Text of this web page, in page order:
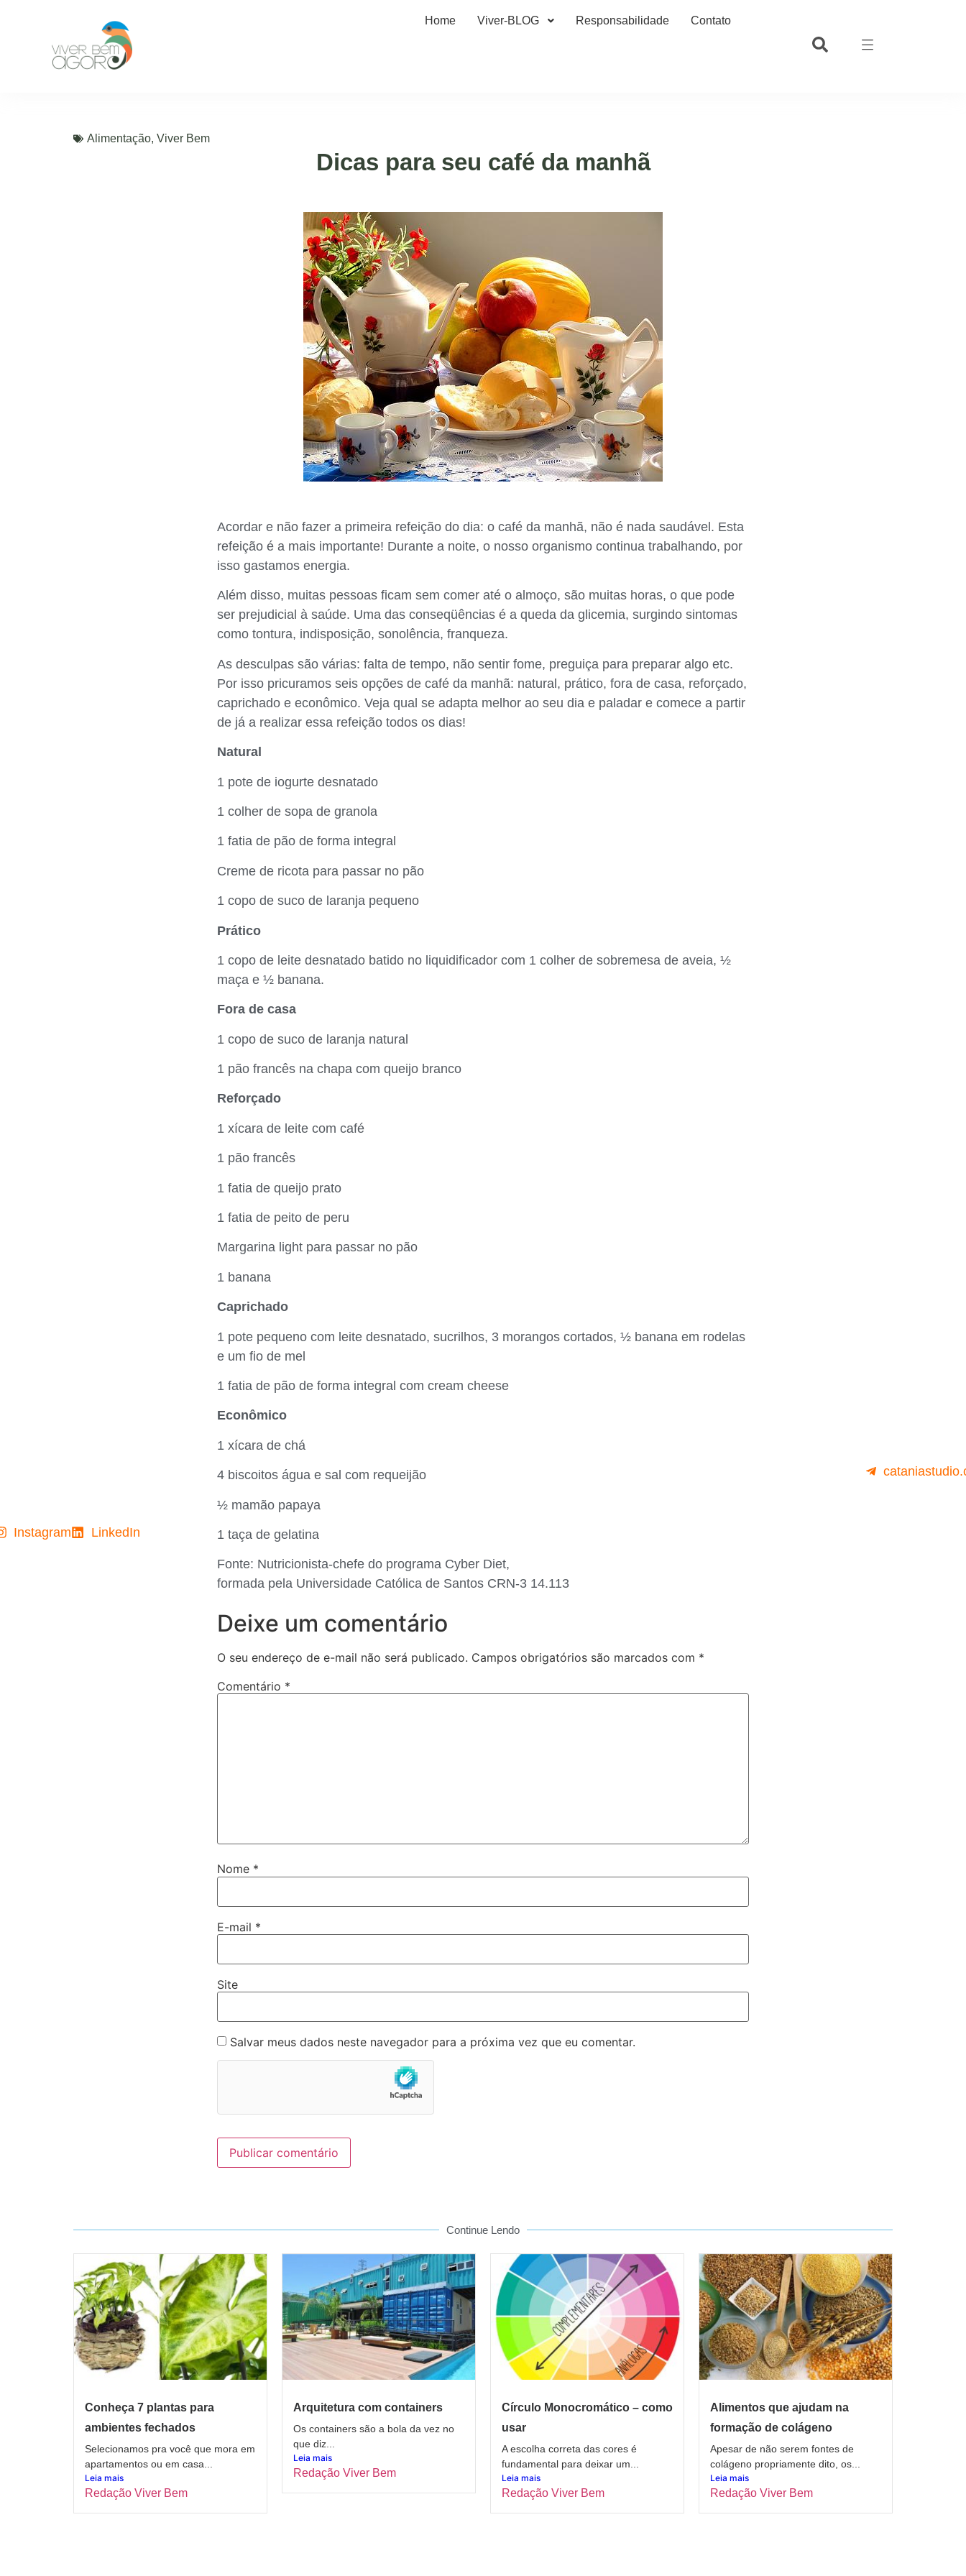
Home Viver-BLOG Responsabilidade Contato
Alimentação, Viver Bem
Dicas para seu café da manhã
Acordar e não fazer a primeira refeição do dia: o café da manhã, não é nada saudável. Esta
refeição é a mais importante! Durante a noite, o nosso organismo continua trabalhando, por
isso gastamos energia.
Além disso, muitas pessoas ficam sem comer até o almoço, são muitas horas, o que pode
ser prejudicial à saúde. Uma das conseqüências é a queda da glicemia, surgindo sintomas
como tontura, indisposição, sonolência, franqueza.
As desculpas são várias: falta de tempo, não sentir fome, preguiça para preparar algo etc.
Por isso pricuramos seis opções de café da manhã: natural, prático, fora de casa, reforçado,
caprichado e econômico. Veja qual se adapta melhor ao seu dia e paladar e comece a partir
de já a realizar essa refeição todos os dias!
Natural
1 pote de iogurte desnatado
1 colher de sopa de granola
1 fatia de pão de forma integral
Creme de ricota para passar no pão
1 copo de suco de laranja pequeno
Prático
1 copo de leite desnatado batido no liquidificador com 1 colher de sobremesa de aveia, ½
maça e ½ banana.
Fora de casa
1 copo de suco de laranja natural
1 pão francês na chapa com queijo branco
Reforçado
1 xícara de leite com café
1 pão francês
1 fatia de queijo prato
1 fatia de peito de peru
Margarina light para passar no pão
1 banana
Caprichado
1 pote pequeno com leite desnatado, sucrilhos, 3 morangos cortados, ½ banana em rodelas
e um fio de mel
1 fatia de pão de forma integral com cream cheese
Econômico
1 xícara de chá
4 biscoitos água e sal com requeijão
½ mamão papaya
1 taça de gelatina
Fonte: Nutricionista-chefe do programa Cyber Diet,
formada pela Universidade Católica de Santos CRN-3 14.113
Deixe um comentário
O seu endereço de e-mail não será publicado. Campos obrigatórios são marcados com *
Comentário *
Nome *
E-mail *
Site
Salvar meus dados neste navegador para a próxima vez que eu comentar.
Continue Lendo
Conheça 7 plantas para
ambientes fechados
Selecionamos pra você que mora em
apartamentos ou em casa...
Leia mais
Redação Viver Bem
Arquitetura com containers
Os containers são a bola da vez no
que diz...
Leia mais
Redação Viver Bem
Círculo Monocromático – como
usar
A escolha correta das cores é
fundamental para deixar um...
Leia mais
Redação Viver Bem
Alimentos que ajudam na
formação de colágeno
Apesar de não serem fontes de
colágeno propriamente dito, os...
Leia mais
Redação Viver Bem
Instagram LinkedIn